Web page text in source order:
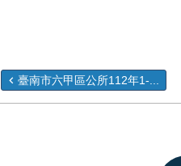
臺南市六甲區公所112年1-...